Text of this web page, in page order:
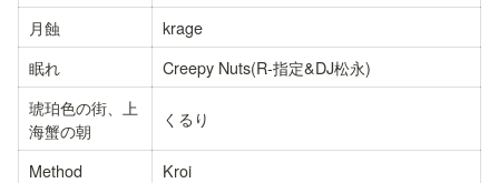
月蝕
krage
眠れ
Creepy Nuts(R-指定&DJ松永)
琥珀色の街、上
海蟹の朝
くるり
Method
Kroi